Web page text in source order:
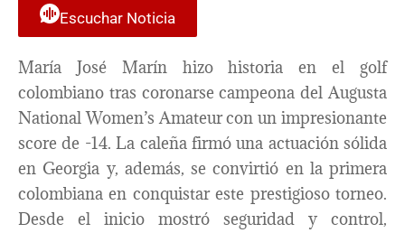
Escuchar Noticia
María José Marín hizo historia en el golf
colombiano tras coronarse campeona del Augusta
National Women’s Amateur con un impresionante
score de -14. La caleña firmó una actuación sólida
en Georgia y, además, se convirtió en la primera
colombiana en conquistar este prestigioso torneo.
Desde el inicio mostró seguridad y control,